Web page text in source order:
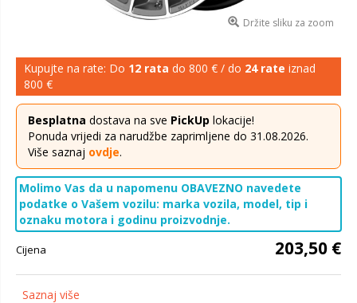
Držite sliku za zoom
Kupujte na rate: Do 12 rata do 800 € / do 24 rate iznad
800 €
Besplatna dostava na sve PickUp lokacije!
Ponuda vrijedi za narudžbe zaprimljene do 31.08.2026.
Više saznaj ovdje.
Molimo Vas da u napomenu OBAVEZNO navedete
podatke o Vašem vozilu: marka vozila, model, tip i
oznaku motora i godinu proizvodnje.
Cijena 203,50 €
Saznaj više